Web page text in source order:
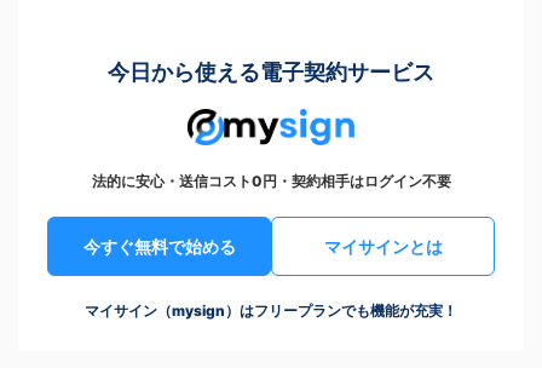
今日から使える電子契約サービス
法的に安心・送信コスト0円・契約相手はログイン不要
今すぐ無料で始める マイサインとは
マイサイン（mysign）はフリープランでも機能が充実！